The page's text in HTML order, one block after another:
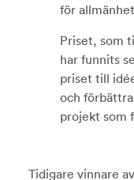
för
Priset, som
har funnits
priset till
och
projekt som
Tidigare vinnare